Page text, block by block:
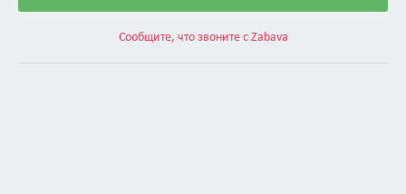
Сообщите, что звоните с Zabava